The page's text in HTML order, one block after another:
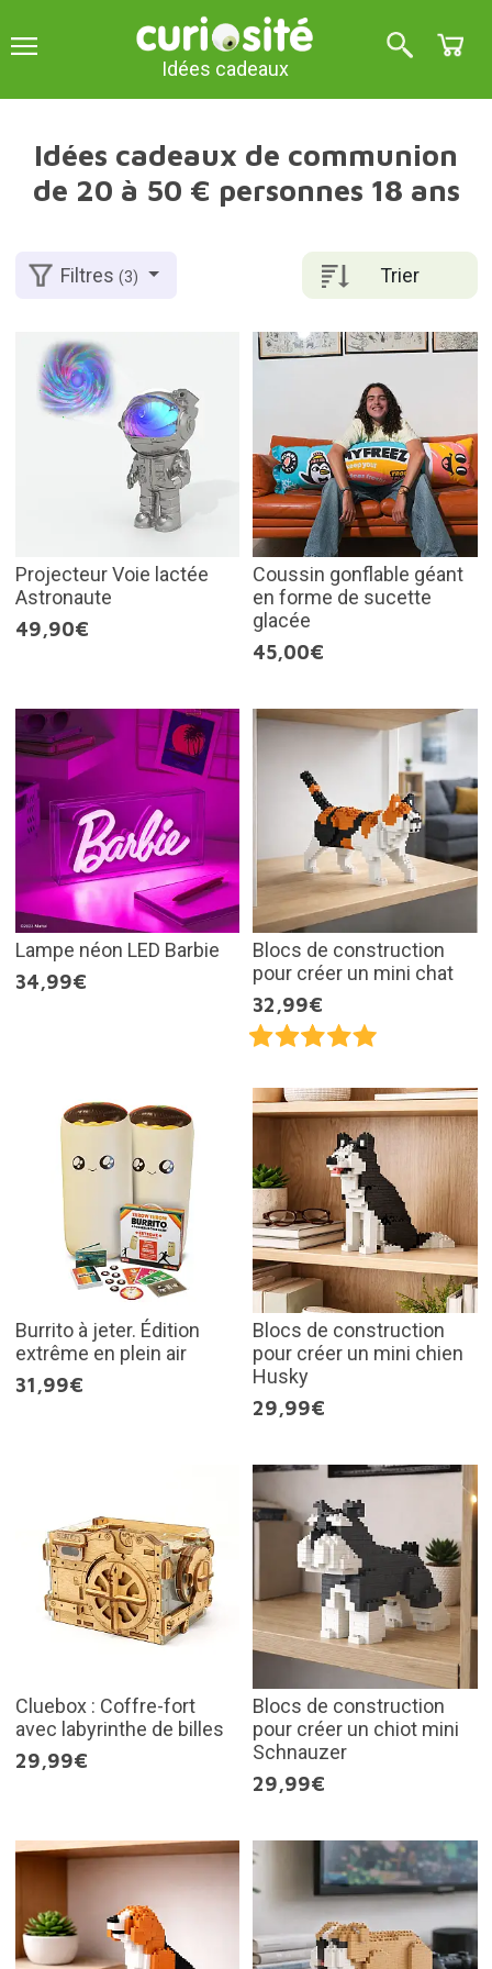
Idées cadeaux
Idées cadeaux de communion
de 20 à 50 € personnes 18 ans
Trier
Filtres(3)
Projecteur Voie lactée
Astronaute
49,90€
Coussin gonflable géant
en forme de sucette
glacée
45,00€
Lampe néon LED Barbie
34,99€
Blocs de construction
pour créer un mini chat
32,99€
Burrito à jeter. Édition
extrême en plein air
31,99€
Blocs de construction
pour créer un mini chien
Husky
29,99€
Cluebox : Coffre-fort
avec labyrinthe de billes
29,99€
Blocs de construction
pour créer un chiot mini
Schnauzer
29,99€